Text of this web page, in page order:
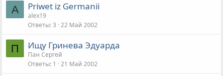
A Priwet iz Germanii
alex19
Ответы 3 22 Май 2002
П Ищу Гринева Эдуарда
Пан Сергей
Ответы 1 21 Май 2002